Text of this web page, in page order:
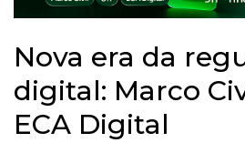
Nova era da
digital: Marco
ECA Digital